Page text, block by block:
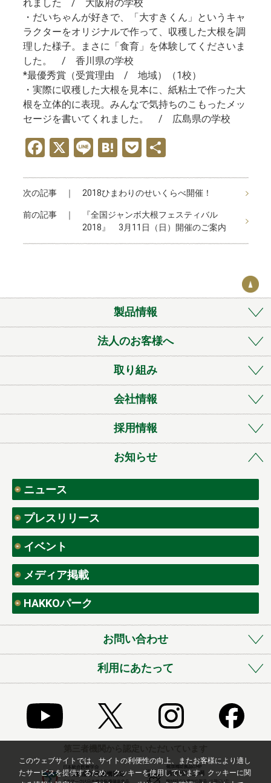
れました / 大阪府の学校
・だいちゃんが好きで、「大すきくん」というキャ
ラクターをオリジナルで作って、収穫した大根を調
理した様子。まさに「食育」を体験してくださいま
した。 / 香川県の学校
*最優秀賞（受賞理由 / 地域）（1校）
・実際に収穫した大根を見本に、紙粘土で作った大
根を立体的に表現。みんなで気持ちのこもったメッ
セージを書いてくれました。 / 広島県の学校
F
a
ce
b
o
o
X Li
n
e
H
at
e
n
a
P
o
ck
et
共
次の記事 ｜ 2018ひまわりのせいくらべ開催！
前の記事 ｜
『全国ジャンボ大根フェスティバル
2018』 3月11日（日）開催のご案内
製品情報
法人のお客様へ
取り組み
会社情報
採用情報
お知らせ
ニュース
プレスリリース
イベント
メディア掲載
HAKKOパーク
お問い合わせ
利用にあたって
このウェブサイトでは、サイトの利便性の向上、またお客様により適し
たサービスを提供するため、クッキーを使用しています。クッキーに関